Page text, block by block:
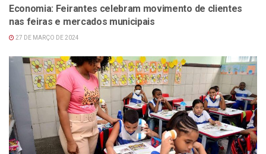
Economia: Feirantes celebram movimento de clientes
nas feiras e mercados municipais
27 DE MARÇO DE 2024